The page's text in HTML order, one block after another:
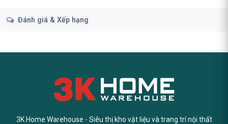
Đánh giá & Xếp hạng
3K Home Warehouse - Siêu thị kho vật liệu và trang trí nội thất